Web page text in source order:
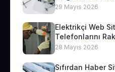
29 Mayıs 2026
Elektrikçi Web
Telefonlarını
28 Mayıs 2026
Sıfırdan Haber